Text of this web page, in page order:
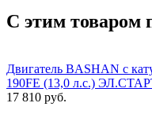
С этим товаром
Двигатель BASHAN с
190FE (13,0 л.с.)
17 810 руб.